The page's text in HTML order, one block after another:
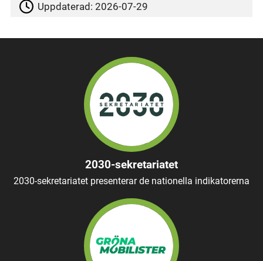
Uppdaterad:2026-07-29
2030-sekretariatet
2030-sekretariatet presenterar de nationella indikatorerna